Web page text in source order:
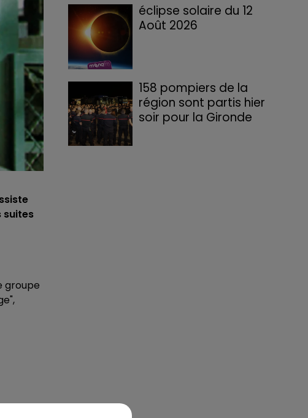
suites
groupe
éclipse solaire du 12
Août 2026
158 pompiers de la
région sont partis hier
soir pour la Gironde